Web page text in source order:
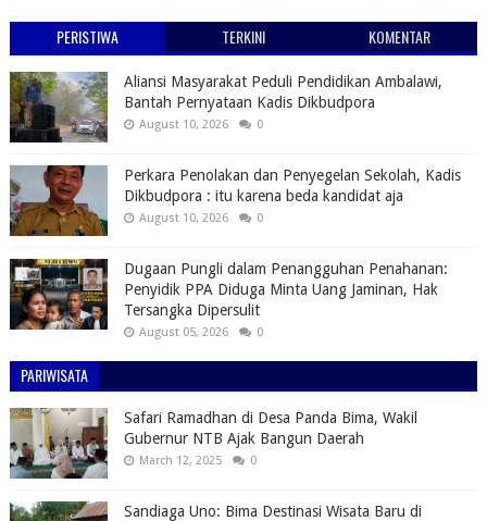
PERISTIWA TERKINI KOMENTAR
Aliansi Masyarakat Peduli Pendidikan Ambalawi,
Bantah Pernyataan Kadis Dikbudpora
August 10, 2026 0
Perkara Penolakan dan Penyegelan Sekolah, Kadis
Dikbudpora : itu karena beda kandidat aja
August 10, 2026 0
Dugaan Pungli dalam Penangguhan Penahanan:
Penyidik PPA Diduga Minta Uang Jaminan, Hak
Tersangka Dipersulit
August 05, 2026 0
PARIWISATA
Safari Ramadhan di Desa Panda Bima, Wakil
Gubernur NTB Ajak Bangun Daerah
March 12, 2025 0
Sandiaga Uno: Bima Destinasi Wisata Baru di